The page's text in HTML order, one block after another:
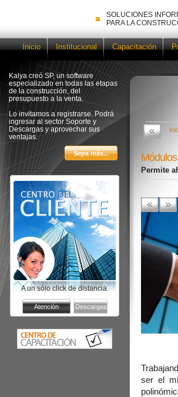
SOLUCIONES
PARA LA
Inicio Institucional Capacitación
Kalya creó SP, un software
especializado en todas las etapas
de la construcción, del
presupuesto a la venta.
Lo invitamos a registrarse. Podrá
ingresar al sector Soporte y
Descargas y aprovechar sus
ventajas.
A un sólo click de distancia.
Módulos
Permite
ser el